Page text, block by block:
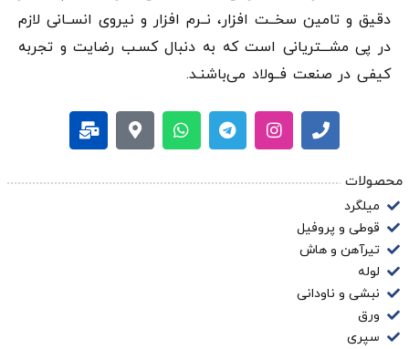
دقيق و تامین سخــت افزار، نــرم افزار و نیروی انســانی لازم
در پی مشـــتریانی است که به دنبال کسـب رضایت و تجربه
کیفی در صنعت فــولاد می‌باشنـد.
محصولات
میلگرد
قوطی و پروفیل
تیرآهن و هاش
لوله
نبشی و ناودانی
ورق
سپری